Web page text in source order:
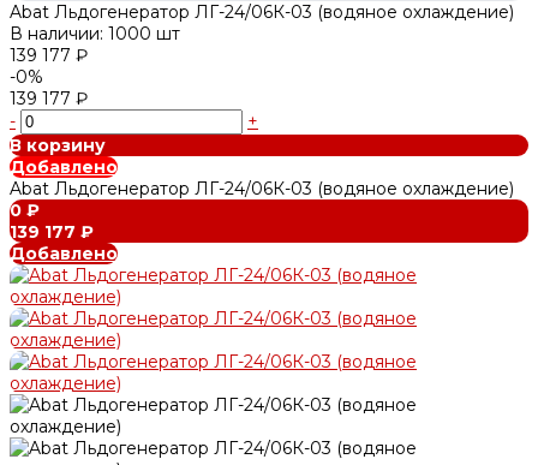
Abat Льдогенератор ЛГ-24/06К-03 (водяное охлаждение)
В наличии: 1000 шт
139 177 ₽
-0%
139 177 ₽
-
+
В корзину
Добавлено
Abat Льдогенератор ЛГ-24/06К-03 (водяное охлаждение)
0 ₽
139 177 ₽
Добавлено